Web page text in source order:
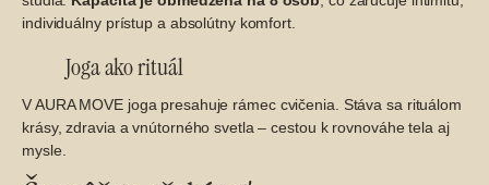
individuálny prístup a absolútny komfort.
Joga ako rituál
V AURA MOVE joga presahuje rámec cvičenia. Stáva sa rituálom
krásy, zdravia a vnútorného svetla – cestou k rovnováhe tela aj
mysle.